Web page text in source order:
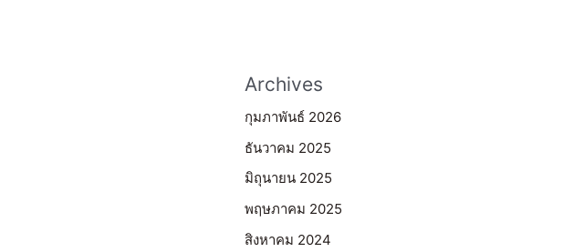
Archives
กุมภาพันธ์ 2026
ธันวาคม 2025
มิถุนายน 2025
พฤษภาคม 2025
สิงหาคม 2024